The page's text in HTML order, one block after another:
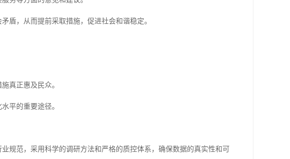
盾，从而提前采取措施，促进社会和谐稳定。
真正惠及民众。
平的重要途径。
规范，采用科学的调研方法和严格的质控体系，确保数据的真实性和可